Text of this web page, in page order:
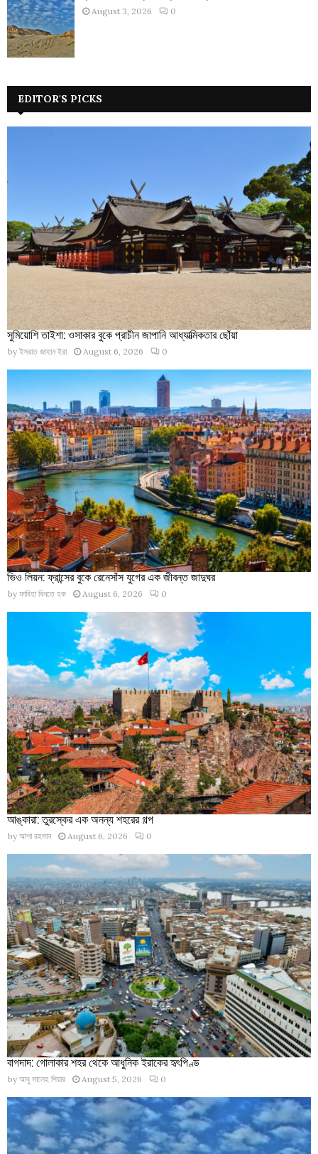
August 3, 2026 0
EDITOR'S PICKS
সুমিয়োশি তাইশা: ওসাকার বুকে প্রাচীন জাপানি আধ্যাত্মিকতার ছোঁয়া
by ইসরাত জাহান ইরা August 6, 2026 0
ভিও লিয়ন: ফ্রান্সের বুকে রেনেসাঁস যুগের এক জীবন্ত জাদুঘর
by ফাবিহা বিনতে হক August 6, 2026 0
আঙ্কারা: তুরস্কের এক অনন্য শহরের গল্প
by আশা রহমান August 6, 2026 0
বাগদাদ: গোলাকার শহর থেকে আধুনিক ইরাকের হৃৎপিণ্ড
by আবু সালেহ পিয়ার August 5, 2026 0